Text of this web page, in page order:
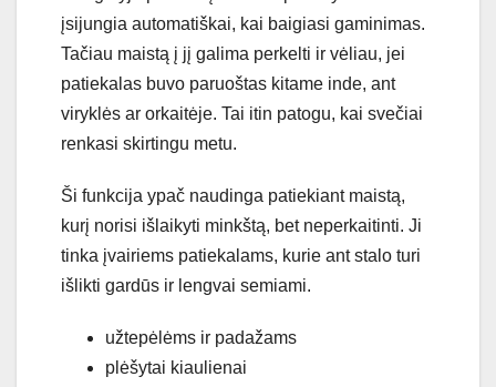
įsijungia automatiškai, kai baigiasi gaminimas.
Tačiau maistą į jį galima perkelti ir vėliau, jei
patiekalas buvo paruoštas kitame inde, ant
viryklės ar orkaitėje. Tai itin patogu, kai svečiai
renkasi skirtingu metu.
Ši funkcija ypač naudinga patiekiant maistą,
kurį norisi išlaikyti minkštą, bet neperkaitinti. Ji
tinka įvairiems patiekalams, kurie ant stalo turi
išlikti gardūs ir lengvai semiami.
užtepėlėms ir padažams
plėšytai kiaulienai